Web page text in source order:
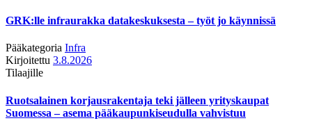
GRK:lle infraurakka datakeskuksesta – työt jo käynnissä
Pääkategoria Infra
Kirjoitettu 3.8.2026
Tilaajille
Ruotsalainen korjausrakentaja teki jälleen yrityskaupat
Suomessa – asema pääkaupunkiseudulla vahvistuu